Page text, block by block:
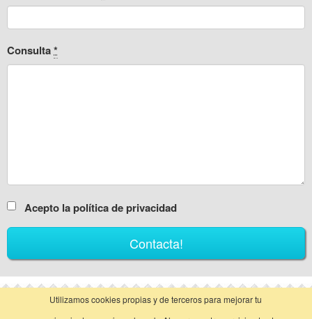
Consulta*
Acepto la política de privacidad
Utilizamos cookies propias y de terceros para mejorar tu
vista clásica